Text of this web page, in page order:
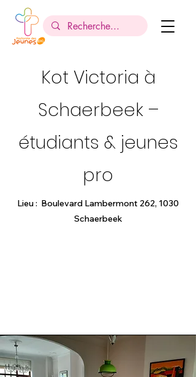
Kot Victoria à
Schaerbeek –
étudiants & jeunes
pro
Lieu : Boulevard Lambermont 262, 1030
Schaerbeek